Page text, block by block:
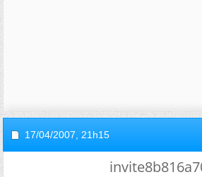
17/04/2007, 21h15